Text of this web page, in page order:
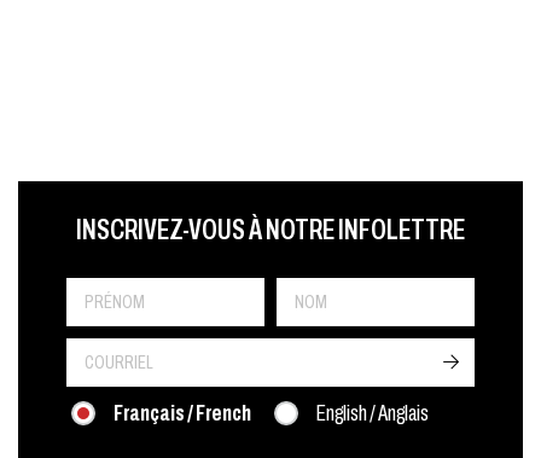
PRÉNOM
LAST NAME
INSCRIVEZ-VOUS À NOTRE INFOLETTRE
LANGUE
Français / French English / Anglais
->